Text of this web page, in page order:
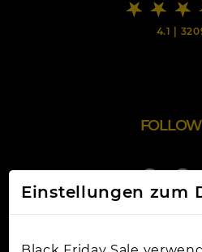
4.1
Einstellungen zum